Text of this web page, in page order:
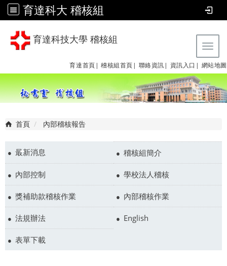
育達科大 稽核組
育達科技大學 稽核組
育達首頁| 稽核組首頁| 聯絡資訊| 資訊入口| 網站地圖
首頁 內部稽核報告
最新消息 稽核組簡介
內部控制 學校法人稽核
獎補助款稽核作業 內部稽核作業
法規辦法 English
表單下載